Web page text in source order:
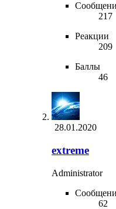
217
Реакции
209
Баллы
46
28.01.2020
extreme
Administrator
62